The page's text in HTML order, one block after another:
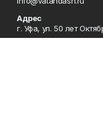
Адрес
г. Уфа, ул. 50 лет